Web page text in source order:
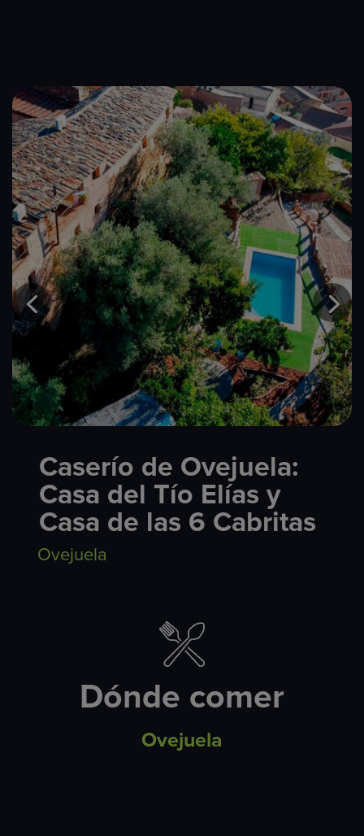
Caserío de Ovejuela:
Casa del Tío Elías y
Casa de las 6 Cabritas
Ovejuela
Dónde comer
Ovejuela